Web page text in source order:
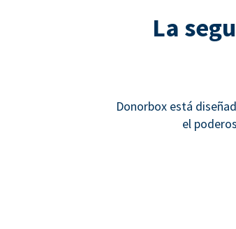
La
Donorbox está
el